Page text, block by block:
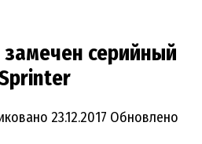
серийный
23.12.2017 Обновлено